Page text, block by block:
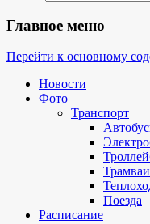
Главное меню
Перейти к основному
Новости
Фото
Транспорт
Трамваи
Поезда
Расписание